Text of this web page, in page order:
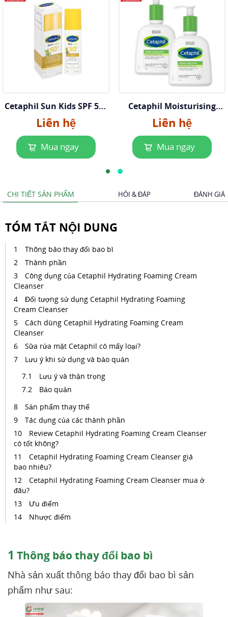
Cetaphil Sun Kids SPF 50+
Liposomal Lotion
Liên hệ
Mua ngay
Cetaphil Moisturising
Lotion 237ml
Liên hệ
Mua ngay
CHI TIẾT SẢN PHẨM HỎI & ĐÁP ĐÁNH GIÁ
TÓM TẮT NỘI DUNG
Thông báo thay đổi bao bì
Thành phần
Công dụng của Cetaphil Hydrating Foaming Cream
Cleanser
Đối tượng sử dụng Cetaphil Hydrating Foaming
Cream Cleanser
Cách dùng Cetaphil Hydrating Foaming Cream
Cleanser
Sữa rửa mặt Cetaphil có mấy loại?
Lưu ý khi sử dụng và bảo quản
Lưu ý và thận trọng
Bảo quản
Sản phẩm thay thế
Tác dụng của các thành phần
Review Cetaphil Hydrating Foaming Cream Cleanser
có tốt không?
Cetaphil Hydrating Foaming Cream Cleanser giá
bao nhiêu?
Cetaphil Hydrating Foaming Cream Cleanser mua ở
đâu?
Ưu điểm
Nhược điểm
1 Thông báo thay đổi bao bì
Nhà sản xuất thông báo thay đổi bao bì sản
phẩm như sau: